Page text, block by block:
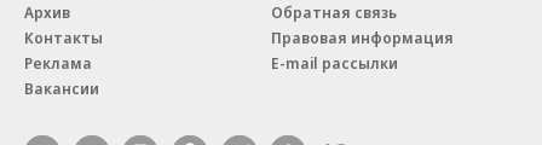
Архив
Контакты
Реклама
Вакансии
Обратная связь
Правовая информация
E-mail рассылки